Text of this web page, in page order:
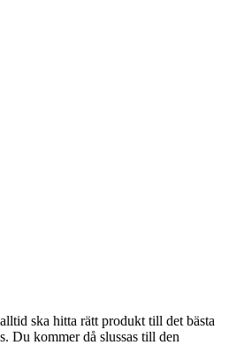
ska hitta rätt produkt till det bästa
Du kommer då slussas till den